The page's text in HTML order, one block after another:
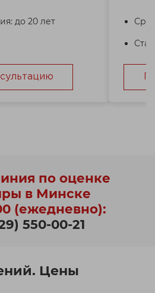
до 20 лет
по оценке
в Минске
(ежедневно):
550-00-21
Цены